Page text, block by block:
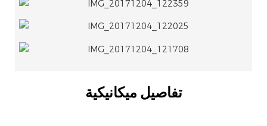
تفاصيل ميكانيكية